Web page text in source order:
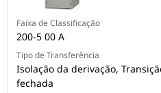
Faixa de Classificação
200-5 00 A
Tipo de Transferência
Isolação da derivação,
fechada